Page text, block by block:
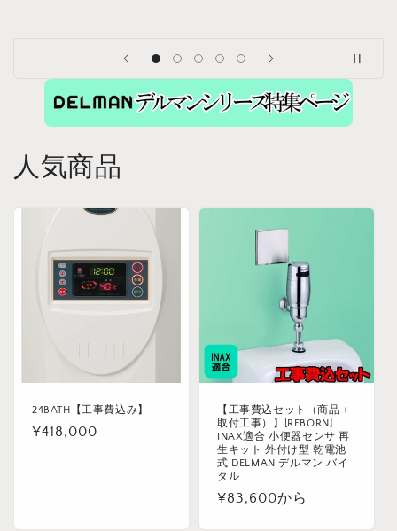
人気商品
24BATH【工事費込み】
通
¥418,000
【工事費込セット（商品＋
取付工事）】[REBORN]
INAX適合 小便器センサ 再
生キット 外付け型 乾電池
式 DELMAN デルマン バイ
タル
通
¥83,600から